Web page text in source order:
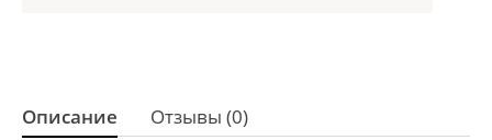
Описание Отзывы (0)